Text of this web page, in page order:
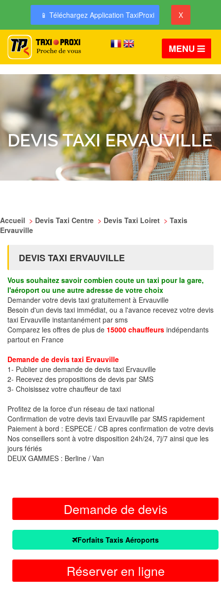
📱 Téléchargez Application TaxiProxi X
MENU
DEVIS TAXI ERVAUVILLE
Accueil > Devis Taxi Centre > Devis Taxi Loiret > Taxis
Ervauville
DEVIS TAXI ERVAUVILLE
Vous souhaitez savoir combien coute un taxi pour la gare,
l'aéroport ou une autre adresse de votre choix
Demander votre devis taxi gratuitement à Ervauville
Besoin d'un devis taxi immédiat, ou a l'avance recevez votre devis
taxi Ervauville instantanément par sms
Comparez les offres de plus de 15000 chauffeurs indépendants
partout en France
Demande de devis taxi Ervauville
1- Publier une demande de devis taxi Ervauville
2- Recevez des propositions de devis par SMS
3- Choisissez votre chauffeur de taxi
Profitez de la force d'un réseau de taxi national
Confirmation de votre devis taxi Ervauville par SMS rapidement
Paiement à bord : ESPECE / CB apres confirmation de votre devis
Nos conseillers sont à votre disposition 24h/24, 7j/7 ainsi que les
jours fériés
DEUX GAMMES : Berline / Van
Demande de devis
Forfaits Taxis Aéroports
Réserver en ligne